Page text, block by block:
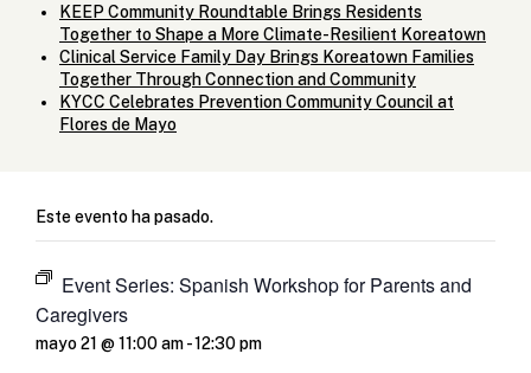
KEEP Community Roundtable Brings Residents
Together to Shape a More Climate-Resilient Koreatown
Clinical Service Family Day Brings Koreatown Families
Together Through Connection and Community
KYCC Celebrates Prevention Community Council at
Flores de Mayo
Este evento ha pasado.
Event Series: Spanish Workshop for Parents and
Caregivers
mayo 21 @ 11:00 am-12:30 pm